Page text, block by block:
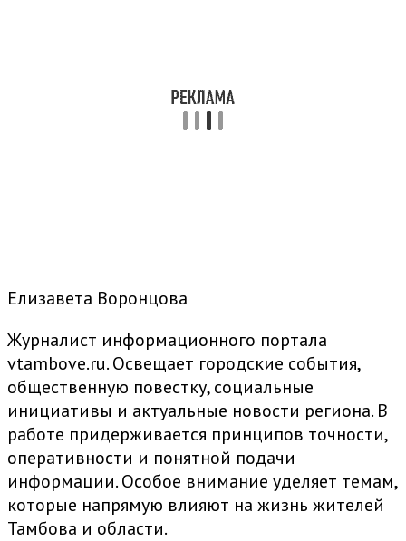
Елизавета Воронцова
Журналист информационного портала
vtambove.ru. Освещает городские события,
общественную повестку, социальные
инициативы и актуальные новости региона. В
работе придерживается принципов точности,
оперативности и понятной подачи
информации. Особое внимание уделяет темам,
которые напрямую влияют на жизнь жителей
Тамбова и области.